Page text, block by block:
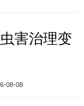
害治理变
08-08